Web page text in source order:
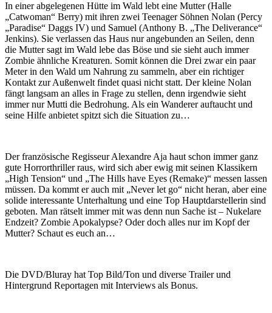
In einer abgelegenen Hütte im Wald lebt eine Mutter (Halle
„Catwoman“ Berry) mit ihren zwei Teenager Söhnen Nolan (Percy
„Paradise“ Daggs IV) und Samuel (Anthony B. „The Deliverance“
Jenkins). Sie verlassen das Haus nur angebunden an Seilen, denn
die Mutter sagt im Wald lebe das Böse und sie sieht auch immer
Zombie ähnliche Kreaturen. Somit können die Drei zwar ein paar
Meter in den Wald um Nahrung zu sammeln, aber ein richtiger
Kontakt zur Außenwelt findet quasi nicht statt. Der kleine Nolan
fängt langsam an alles in Frage zu stellen, denn irgendwie sieht
immer nur Mutti die Bedrohung. Als ein Wanderer auftaucht und
seine Hilfe anbietet spitzt sich die Situation zu…
Der französische Regisseur Alexandre Aja haut schon immer ganz
gute Horrorthriller raus, wird sich aber ewig mit seinen Klassikern
„High Tension“ und „The Hills have Eyes (Remake)“ messen lassen
müssen. Da kommt er auch mit „Never let go“ nicht heran, aber eine
solide interessante Unterhaltung und eine Top Hauptdarstellerin sind
geboten. Man rätselt immer mit was denn nun Sache ist – Nukelare
Endzeit? Zombie Apokalypse? Oder doch alles nur im Kopf der
Mutter? Schaut es euch an…
Die DVD/Bluray hat Top Bild/Ton und diverse Trailer und
Hintergrund Reportagen mit Interviews als Bonus.